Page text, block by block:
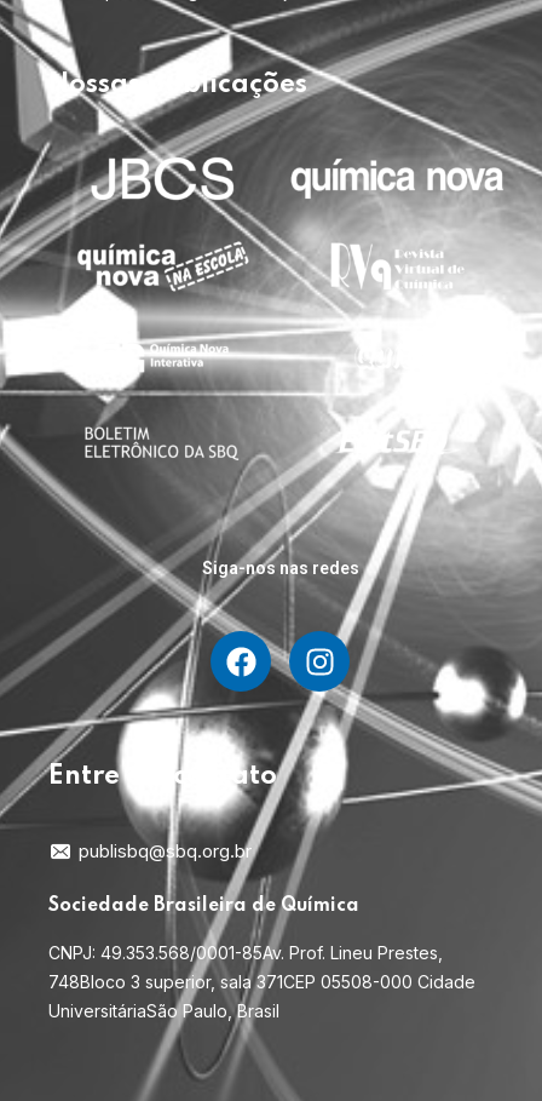
Nossas publicações
Siga-nos nas redes
Entre em contato
publisbq@sbq.org.br
Sociedade Brasileira de Química
CNPJ: 49.353.568/0001-85Av. Prof. Lineu Prestes,
748Bloco 3 superior, sala 371CEP 05508-000 Cidade
UniversitáriaSão Paulo, Brasil